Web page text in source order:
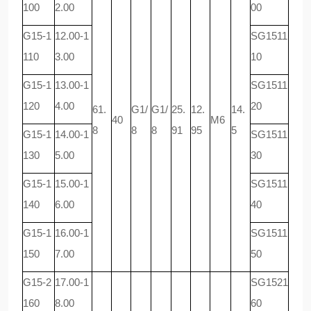
100
2.00
61.
8
40
G1/
8
G1/
8
25.
91
12.
95
M6
14.
5
00
G15-1
110
12.00-1
3.00
SG1511
10
G15-1
120
13.00-1
4.00
SG1511
20
G15-1
130
14.00-1
5.00
SG1511
30
G15-1
140
15.00-1
6.00
SG1511
40
G15-1
150
16.00-1
7.00
SG1511
50
G15-2
160
17.00-1
8.00
SG1521
60